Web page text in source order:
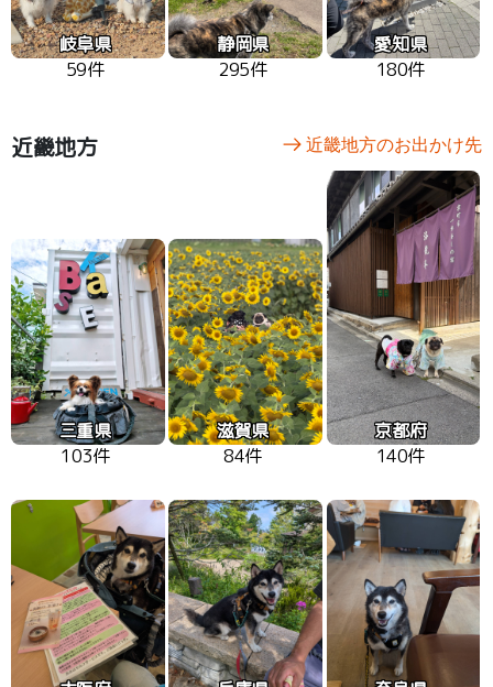
岐阜県
59件
静岡県
295件
愛知県
180件
近畿地方 近畿地方のお出かけ先
三重県
103件
滋賀県
84件
京都府
140件